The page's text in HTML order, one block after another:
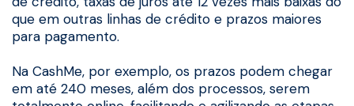
que em outras linhas de crédito e prazos maiores
para pagamento.
Na CashMe, por exemplo, os prazos podem chegar
em até 240 meses, além dos processos, serem